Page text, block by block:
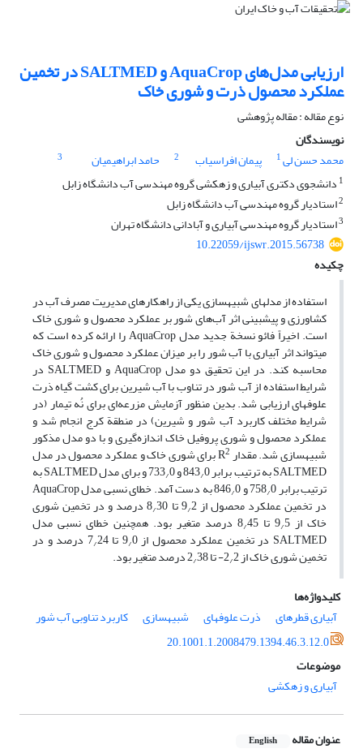
ارزیابی مدل‌های AquaCrop و SALTMED در تخمین
عملکرد محصول ذرت و شوری خاک
نوع مقاله : مقاله پژوهشی
نویسندگان
محمد حسن لی1 پیمان افراسیاب 2 حامد ابراهیمیان
3
1 دانشجوی دکتری آبیاری و زهکشی گروه مهندسی آب دانشگاه زابل
2استادیار گروه مهندسی آب دانشگاه زابل
3استادیار گروه مهندسی آبیاری و آبادانی دانشگاه تهران
10.22059/ijswr.2015.56738
چکیده
استفاده از مدل‏های شبیه‏سازی یکی از راه‏کارهای مدیریت مصرف آب در
کشاورزی و پیش‏بینی اثر آب‌های شور بر عملکرد محصول و شوری خاک
است. اخیراً فائو نسخة جدید مدل AquaCrop را ارائه کرده است که
می‏تواند اثر آبیاری با آب شور را بر میزان عملکرد محصول و شوری خاک
محاسبه کند. در این تحقیق دو مدل AquaCrop و SALTMED در
شرایط استفاده از آب شور در تناوب با آب شیرین برای کشت گیاه ذرت
علوفه‏ای ارزیابی شد. بدین منظور آزمایش مزرعه‌ای برای نُه تیمار (در
شرایط مختلف کاربرد آب شور و شیرین) در منطقة کرج انجام شد و
عملکرد محصول و شوری پروفیل خاک اندازه‌گیری و با دو مدل مذکور
شبیه‏سازی شد. مقدار R 2 برای شوری خاک و عملکرد محصول در مدل
SALTMED به ترتیب برابر 843 /0 و 733 / 0 و برای مدل SALTMED به
ترتیب برابر 758 /0 و 846 / 0 به دست آمد. خطای نسبی مدل AquaCrop
در تخمین عملکرد محصول از 9 /2 تا 8 / 30 درصد و در تخمین شوری
خاک از 9 /5 تا 8 / 45 درصد متغیر بود. همچنین خطای نسبی مدل
SALTMED در تخمین عملکرد محصول از 9 /0 تا 7 / 24 درصد و در
تخمین شوری خاک از 2 /2- تا 2 /38 درصد متغیر بود.
کلیدواژه‌ها
آبیاری قطره‏ای
ذرت علوفه‏ای شبیه‏سازی
کاربرد تناوبی آب شور
20.1001.1.2008479.1394.46.3.12.0
موضوعات
آبیاری و زهکشی
عنوان مقاله English